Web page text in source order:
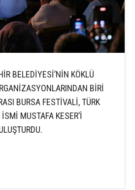
BELEDİYESİ’NİN KÖKLÜ
BİRİ
BURSA FESTİVALİ, TÜRK
MUSTAFA KESER’İ